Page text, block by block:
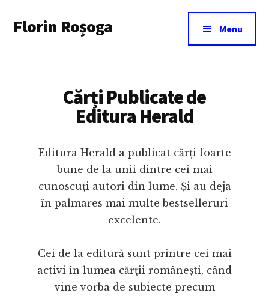
main
menu
Florin Roșoga Menu
Cărți Publicate de
Editura Herald
Editura Herald a publicat cărți foarte
bune de la unii dintre cei mai
cunoscuți autori din lume. Și au deja
în palmares mai multe bestselleruri
excelente.
Cei de la editură sunt printre cei mai
activi în lumea cărții românești, când
vine vorba de subiecte precum